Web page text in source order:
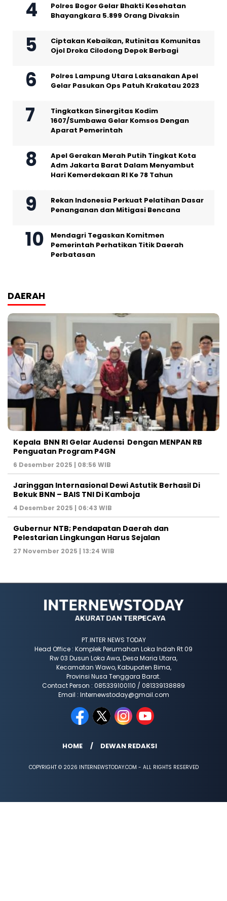
Polres Bogor Gelar Bhakti Kesehatan
Bhayangkara 5.899 Orang Divaksin
Ciptakan Kebaikan, Rutinitas Komunitas
Ojol Droka Cilodong Depok Berbagi
Polres Lampung Utara Laksanakan Apel
Gelar Pasukan Ops Patuh Krakatau 2023
Tingkatkan Sinergitas Kodim
1607/Sumbawa Gelar Komsos Dengan
Aparat Pemerintah
Apel Gerakan Merah Putih Tingkat Kota
Adm Jakarta Barat Dalam Menyambut
Hari Kemerdekaan RI Ke 78 Tahun
Rekan Indonesia Perkuat Pelatihan Dasar
Penanganan dan Mitigasi Bencana
Mendagri Tegaskan Komitmen
Pemerintah Perhatikan Titik Daerah
Perbatasan
DAERAH
Kepala BNN RI Gelar Audensi Dengan MENPAN RB
Penguatan Program P4GN
6 Desember 2025 | 08:56 WIB
Jaringgan Internasional Dewi Astutik Berhasil Di
Bekuk BNN – BAIS TNI Di Kamboja
4 Desember 2025 | 06:43 WIB
Gubernur NTB; Pendapatan Daerah dan
Pelestarian Lingkungan Harus Sejalan
27 November 2025 | 13:24 WIB
PT.INTER NEWS TODAY
Head Office : Komplek Perumahan Loka Indah Rt 09
Rw 03 Dusun Loka Awa, Desa Maria Utara,
Kecamatan Wawo, Kabupaten Bima,
Provinsi Nusa Tenggara Barat.
Contact Person : 085339100110 / 081339138889
Email : Internewstoday@gmail.com
HOME DEWAN REDAKSI
COPYRIGHT © 2026 INTERNEWSTODAY.COM - ALL RIGHTS RESERVED